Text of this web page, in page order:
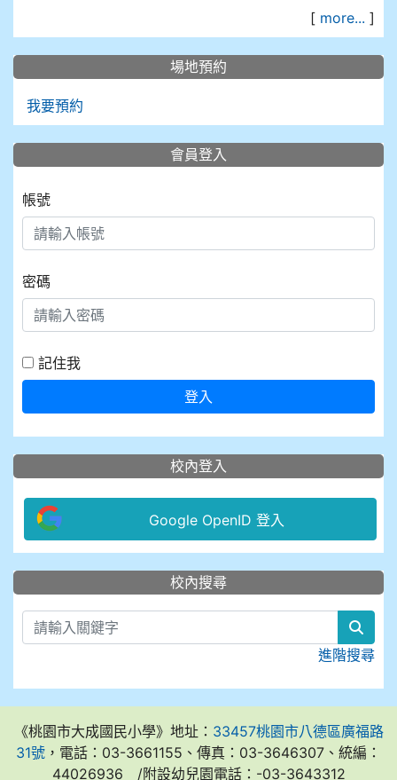
[ more... ]
場地預約
我要預約
會員登入
帳號
密碼
記住我
登入
校內登入
Google OpenID 登入
::: 校內搜尋
進階搜尋
《桃園市大成國民小學》地址： 33457桃園市八德區廣福路
31號 ，電話：03-3661155、傳真：03-3646307、統編：
44026936 /附設幼兒園電話：-03-3643312